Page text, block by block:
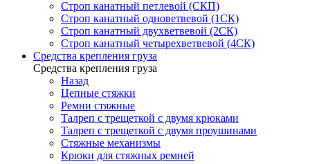
Строп канатный петлевой (СКП)
Строп канатный одноветвевой (1СК)
Строп канатный двухветвевой (2СК)
Строп канатный четырехветвевой (4СК)
Средства крепления груза
Средства крепления груза
Назад
Цепные стяжки
Ремни стяжные
Талреп с трещеткой с двумя крюками
Талреп с трещеткой с двумя проушинами
Стяжные механизмы
Крюки для стяжных ремней